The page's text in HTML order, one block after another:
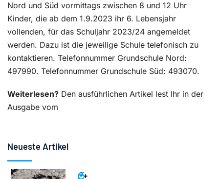
Nord und Süd vormittags zwischen 8 und 12 Uhr
Kinder, die ab dem 1.9.2023 ihr 6. Lebensjahr
vollenden, für das Schuljahr 2023/24 angemeldet
werden. Dazu ist die jeweilige Schule telefonisch zu
kontaktieren. Telefonnummer Grundschule Nord:
497990. Telefonnummer Grundschule Süd: 493070.
Weiterlesen? Den ausführlichen Artikel lest Ihr in der
Ausgabe vom
Neueste Artikel